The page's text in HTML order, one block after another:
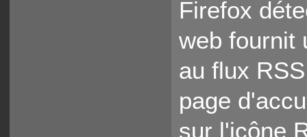
Firefox
web fournit
au flux
page
sur l'icône